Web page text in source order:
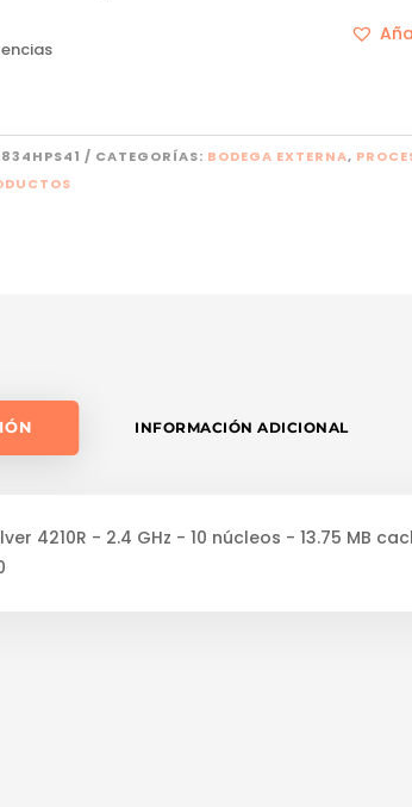
CATEGORÍAS: BODEGA EXTERNA,
INFORMACIÓN ADICIONAL
4210R - 2.4 GHz - 10 núcleos - 13.75 MB